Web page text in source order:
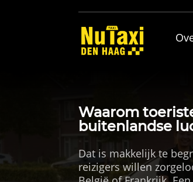
Waarom
buitenlandse
Dat is makkelijk te
reizigers willen